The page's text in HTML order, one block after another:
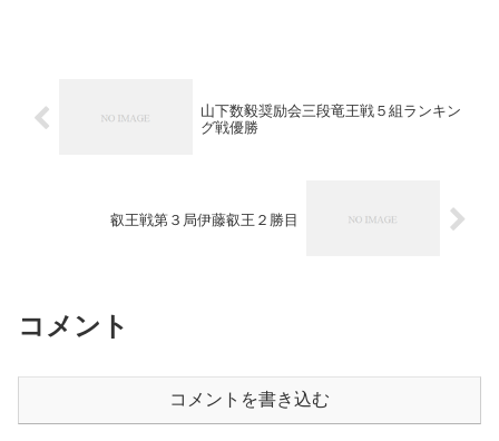
山下数毅奨励会三段竜王戦５組ランキン
グ戦優勝
叡王戦第３局伊藤叡王２勝目
コメント
コメントを書き込む